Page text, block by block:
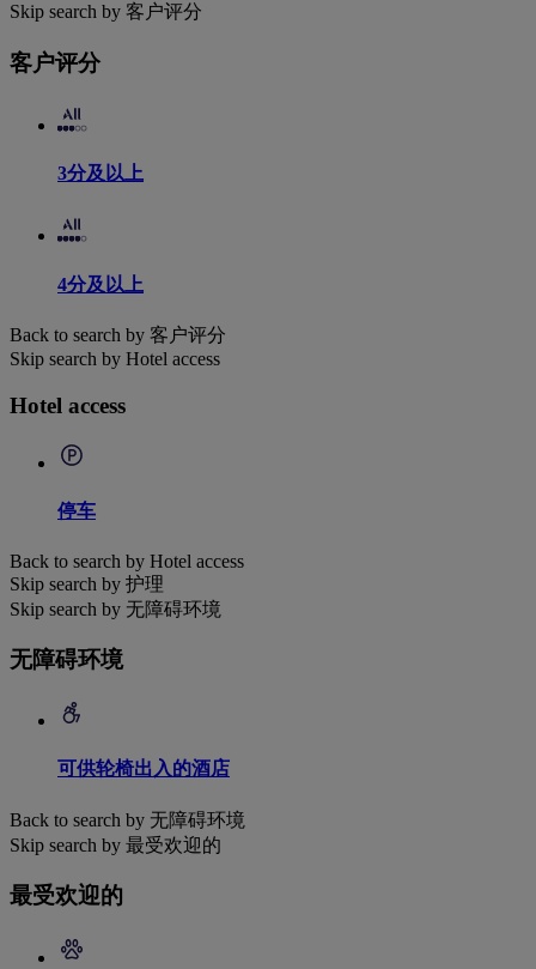
Skip search by 客户评分
客户评分
3分及以上
4分及以上
Back to search by 客户评分
Skip search by Hotel access
Hotel access
停车
Back to search by Hotel access
Skip search by 护理
Skip search by 无障碍环境
无障碍环境
可供轮椅出入的酒店
Back to search by 无障碍环境
Skip search by 最受欢迎的
最受欢迎的